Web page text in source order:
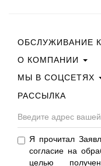
ОБСЛУЖИВАНИЕ
Свяжитесь С Нами
Условия Покупки
Руководство По
О КОМПАНИИ
Политика
Политика В
GPSR
МЫ В СОЦСЕТЯХ
Facebook
Instagram
Pinterest
Twitter
YouTube
РАССЫЛКА
Я прочитал
согласие на